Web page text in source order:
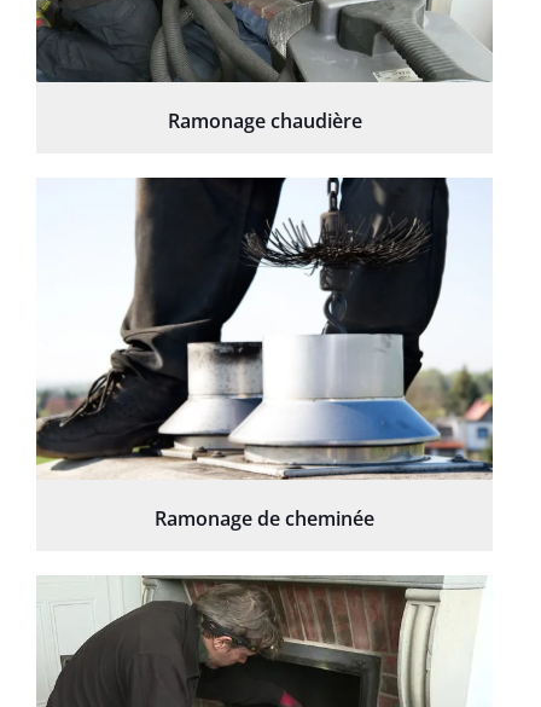
Ramonage chaudière
Ramonage de cheminée